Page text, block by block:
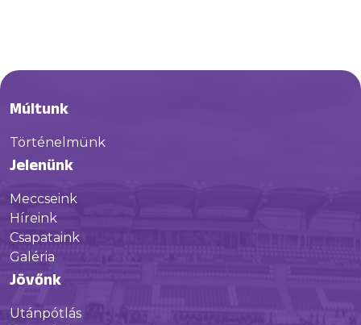
Múltunk
Történelmünk
Jelenünk
Meccseink
Híreink
Csapataink
Galéria
Jövőnk
Utánpótlás